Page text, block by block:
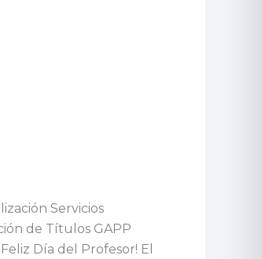
Servicios
de Títulos GAPP
Día del Profesor! El